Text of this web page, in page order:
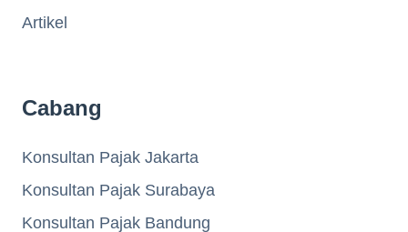
Artikel
Cabang
Konsultan Pajak Jakarta
Konsultan Pajak Surabaya
Konsultan Pajak Bandung